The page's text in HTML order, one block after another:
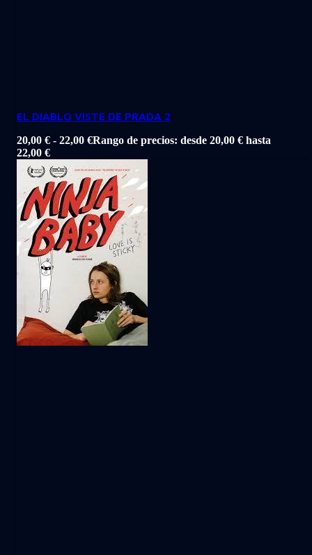
EL DIABLO VISTE DE PRADA 2
20,00 € - 22,00 €Rango de precios: desde 20,00 € hasta
22,00 €